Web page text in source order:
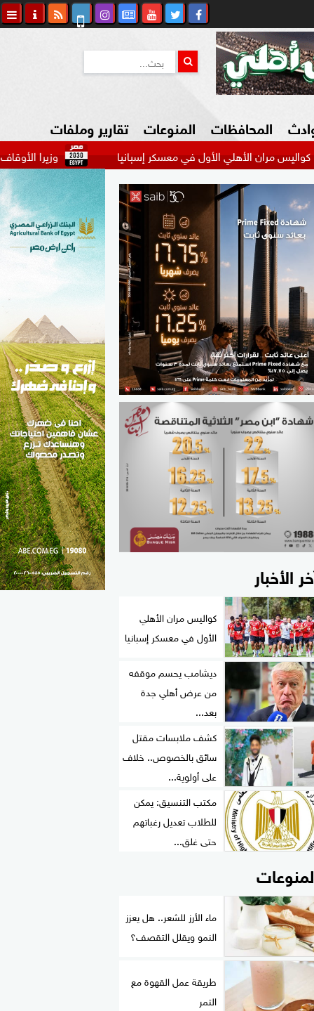
المواطن
المحافظات المنوعات
السياحة في مصر
التكنولوجيا
المرأة والأسرة
السيارات
الطب والصحة
مواهب مصر
تقارير وملفات
وزيرا الأوقاف والتخطيط الأول في معسكر إسبانيا
الأخبار
كواليس مران الأهلي
الأول في معسكر إسبانيا
ديشامب يحسم موقفه
من عرض أهلي جدة
بعد...
كشف ملابسات مقتل
سائق بالخصوص.. خلاف
على أولوية...
مكتب التنسيق: يمكن
للطلاب تعديل رغباتهم
حتى غلق...
ماء الأرز للشعر.. هل يعزز
النمو ويقلل التقصف؟
طريقة عمل القهوة مع
التمر